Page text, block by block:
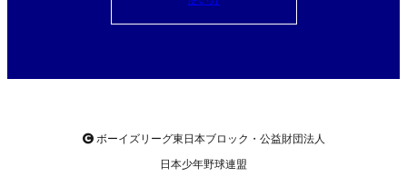
ボーイズリーグ東日本ブロック・公益財団法人
日本少年野球連盟